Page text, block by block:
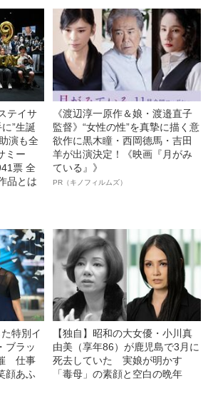
テイサ
”生誕
演も全
ミー
票 全
品とは
《渡辺淳一原作＆娘・渡邉直子
監督》“女性の性”を真摯に描く意
欲作に黒木瞳・西岡德馬・吉田
羊が出演決定！《映画『月がみ
ている』》
PR（キノフィルムズ）
特別イ
ブラッ
仕事
顔あふ
【独自】昭和の大女優・小川真
由美（享年86）が鹿児島で3月に
死去していた 実娘が明かす
「毒母」の素顔と空白の晩年